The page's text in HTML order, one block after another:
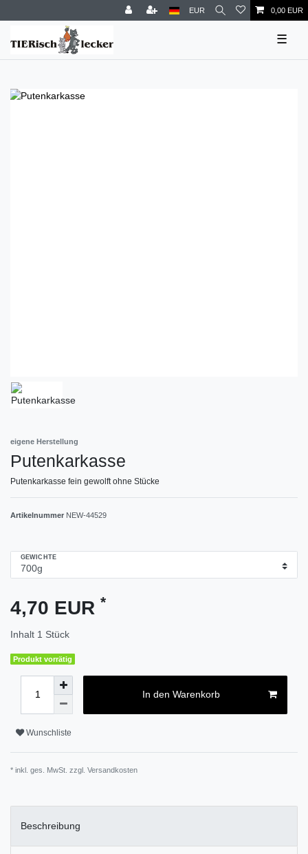
EUR 0,00 EUR
☰
eigene Herstellung
Putenkarkasse
Putenkarkasse fein gewolft ohne Stücke
Artikelnummer NEW-44529
GEWICHTE
4,70 EUR *
Inhalt 1 Stück
Produkt vorrätig
In den Warenkorb
Wunschliste
* inkl. ges. MwSt. zzgl. Versandkosten
Beschreibung